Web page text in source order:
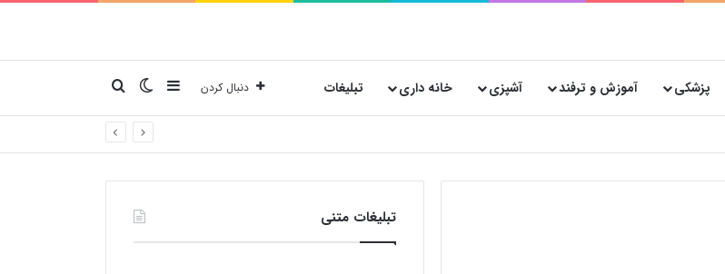
پزشکی آموزش و ترفند آشپزی خانه داری تبلیغات دنبال کردن نوارکناریتغییر پوسته
جستجو برای
تبلیغات متنی